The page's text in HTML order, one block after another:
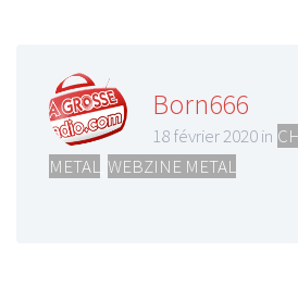
Born666
18 février 2020 in
METAL WEBZINE METAL